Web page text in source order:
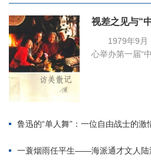
视差之见与“
1979年9月
心举办第一届“
鲁迅的“单人舞”：一位自由战士的激
一蓑烟雨任平生——海派通才文人陆